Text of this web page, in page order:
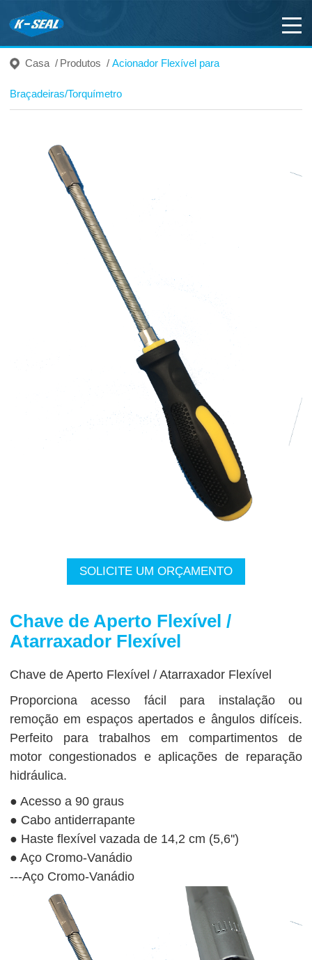
Casa / Produtos / Acionador Flexível para
Braçadeiras/Torquímetro
SOLICITE UM ORÇAMENTO
Chave de Aperto Flexível /
Atarraxador Flexível
Chave de Aperto Flexível / Atarraxador Flexível
Proporciona acesso fácil para instalação ou
remoção em espaços apertados e ângulos difíceis.
Perfeito para trabalhos em compartimentos de
motor congestionados e aplicações de reparação
hidráulica.
● Acesso a 90 graus
● Cabo antiderrapante
● Haste flexível vazada de 14,2 cm (5,6'')
● Aço Cromo-Vanádio
---Aço Cromo-Vanádio